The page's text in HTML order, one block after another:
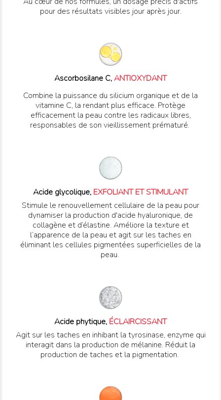
pour des résultats visibles jour après jour.
Ascorbosilane C,ANTIOXYDANT
Combine la puissance du silicium organique et de la
vitamine C, la rendant plus efficace. Protège
efficacement la peau contre les radicaux libres,
responsables de son vieillissement prématuré.
Acide glycolique, EXFOLIANT ET STIMULANT
Stimule le renouvellement cellulaire de la peau pour
dynamiser la production d'acide hyaluronique, de
collagène et d’élastine. Améliore la texture et
l’apparence de la peau et agit sur les taches en
éliminant les cellules pigmentées superficielles de la
peau.
Acide phytique, ÉCLAIRCISSANT
Agit sur les taches en inhibant la tyrosinase, enzyme qui
interagit dans la production de mélanine. Réduit la
production de taches et la pigmentation.